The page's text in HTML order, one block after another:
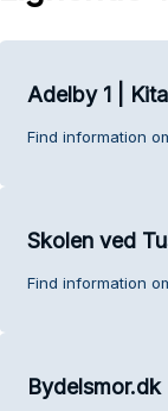
Adelby 1 |
Find information
Skolen ved
Find information
Bydelsmor.dk